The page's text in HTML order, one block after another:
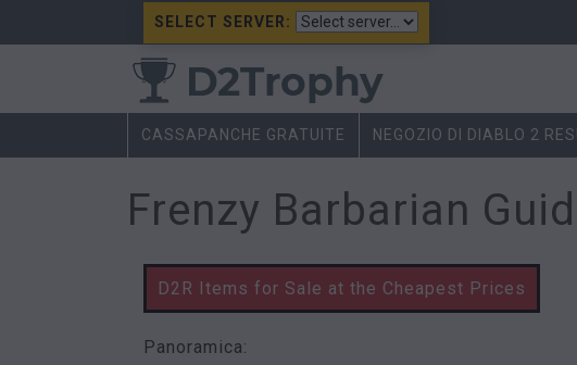
SELECT SERVER:
CASSAPANCHE GRATUITE NEGOZIO DI DIABLO 2
Frenzy Barbarian
D2R Items for Sale at the Cheapest Prices
Panoramica: